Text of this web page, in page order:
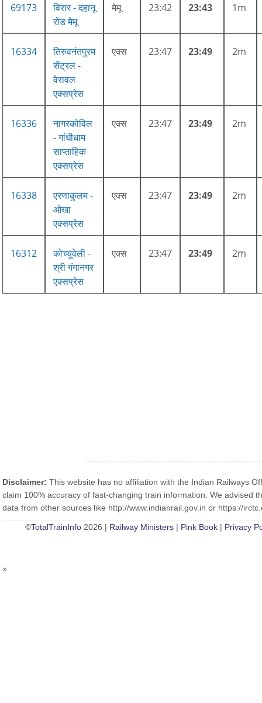
69173
विरार - दहानू
रोड मेमू
मेमू 23:42 23:43 1m
16334
तिरुवनंतपुरम
सेंट्रल -
वेरावल
एक्सप्रेस
एक्स 23:47 23:49 2m
16336
नागरकोविल
- गांधीधाम
साप्ताहिक
एक्सप्रेस
एक्स 23:47 23:49 2m
16338
एरणाकुलम -
ओखा
एक्सप्रेस
एक्स 23:47 23:49 2m
16312
कोच्चुवेली -
श्री गंगानगर
एक्सप्रेस
एक्स 23:47 23:49 2m
Disclaimer: This website has no affiliation with the Indian Railways
claim 100% accuracy of fast-changing train information. We advised
data from other sources like http://www.indianrail.gov.in or https://
©TotalTrainInfo 2026 | Railway Ministers | Pink Book | Privacy
×